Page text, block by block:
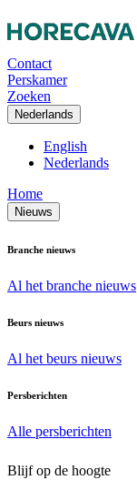
Contact
Perskamer
Zoeken
Nederlands
English
Nederlands
Home
Nieuws
Branche nieuws
Al het branche nieuws
Beurs nieuws
Al het beurs nieuws
Persberichten
Alle persberichten
Blijf op de hoogte